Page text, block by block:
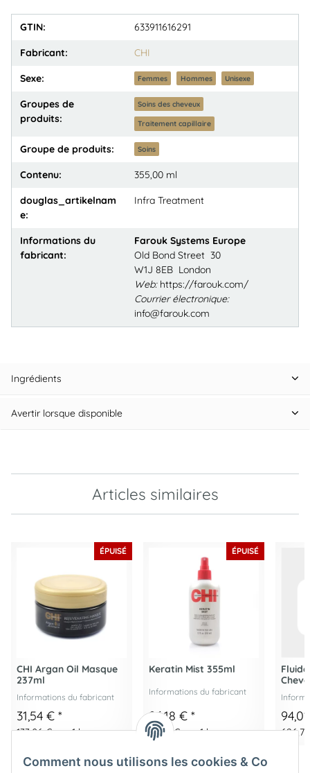
GTIN: 633911616291
Fabricant: CHI
Sexe: Femmes Hommes Unisexe
Groupes de
produits:
Soins des cheveux
Traitement capillaire
Groupe de produits: Soins
Contenu: 355,00 ml
douglas_artikelnam
e:
Infra Treatment
Informations du
fabricant:
Farouk Systems Europe
Old Bond Street 30
W1J 8EB London
Web:https://farouk.com/
Courrier électronique:
info@farouk.com
Ingrédients
Avertir lorsque disponible
Articles similaires
ÉPUISÉ
CHI Argan Oil Masque
237ml
Informations du fabricant
31,54 € *
133,06 € par 1 l
ÉPUISÉ
Keratin Mist 355ml
Informations du fabricant
26,18 € *
73,75 € par 1 l
Comment nous utilisons les cookies & Co